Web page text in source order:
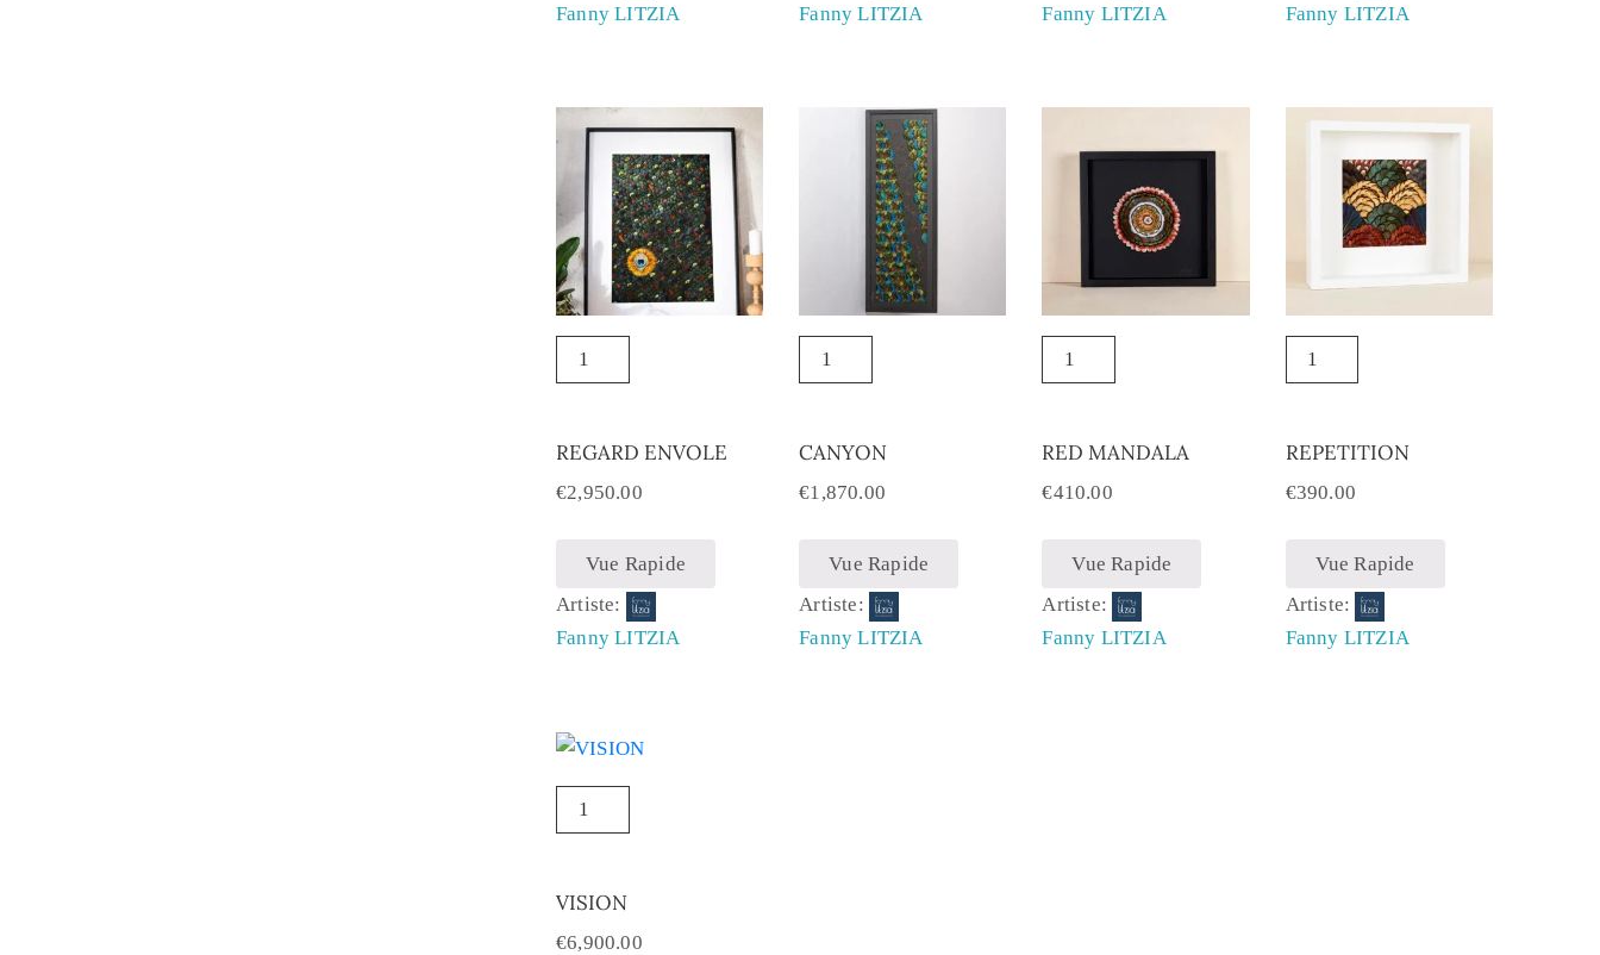
Fanny LITZIA
Fanny LITZIA
Fanny LITZIA
Fanny LITZIA
REGARD ENVOLE
€2,950.00
Vue Rapide
Artiste:
Fanny LITZIA
CANYON
€1,870.00
Vue Rapide
Artiste:
Fanny LITZIA
RED MANDALA
€410.00
Vue Rapide
Artiste:
Fanny LITZIA
REPETITION
€390.00
Vue Rapide
Artiste:
Fanny LITZIA
VISION
€6,900.00